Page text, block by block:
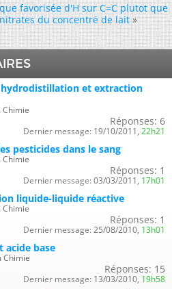
favorisée d'H sur C=C plutot que
du concentré de lait »
et extraction
Chimie
Réponses: 6
Dernier message: 19/10/2011, 22h21
pesticides dans le sang
Chimie
Réponses: 1
Dernier message: 03/03/2011, 17h01
liquide-liquide réactive
Chimie
Réponses: 1
Dernier message: 25/08/2010, 13h01
acide base
Chimie
Réponses: 15
Dernier message: 13/03/2010, 19h58